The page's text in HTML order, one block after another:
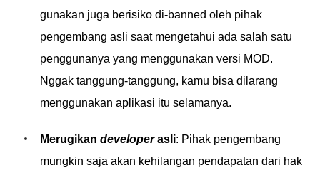
gunakan juga berisiko di-banned oleh pihak
pengembang asli saat mengetahui ada salah satu
penggunanya yang menggunakan versi MOD.
Nggak tanggung-tanggung, kamu bisa dilarang
menggunakan aplikasi itu selamanya.
Merugikan developerasli: Pihak pengembang
mungkin saja akan kehilangan pendapatan dari hak